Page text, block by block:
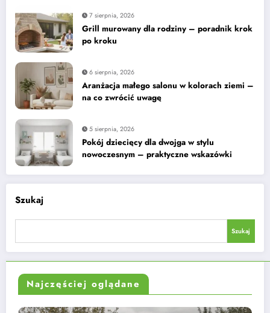
7 sierpnia, 2026
Grill murowany dla rodziny – poradnik krok
po kroku
6 sierpnia, 2026
Aranżacja małego salonu w kolorach ziemi –
na co zwrócić uwagę
5 sierpnia, 2026
Pokój dziecięcy dla dwojga w stylu
nowoczesnym – praktyczne wskazówki
Szukaj
Szukaj
Najczęściej oglądane